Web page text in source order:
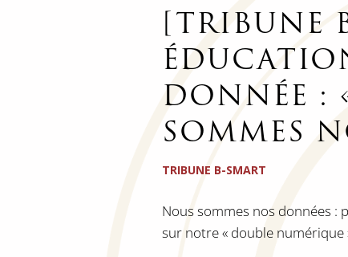
[TRIBUNE
DONNÉE :
SOMMES
TRIBUNE B-SMART
Nous sommes nos données :
sur notre « double numérique